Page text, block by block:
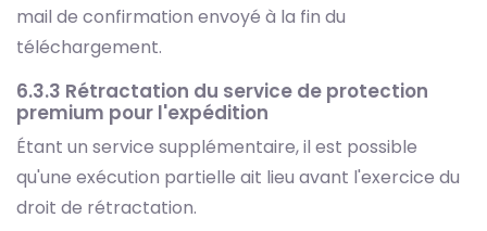
mail de confirmation envoyé à la fin du
téléchargement.
6.3.3 Rétractation du service de protection
premium pour l'expédition
Étant un service supplémentaire, il est possible
qu'une exécution partielle ait lieu avant l'exercice du
droit de rétractation.